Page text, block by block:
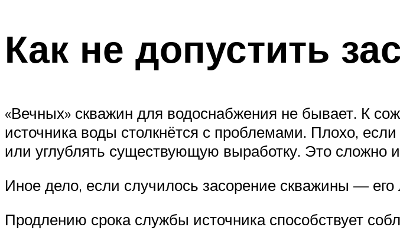
Как не допустить
«Вечных» скважин для водоснабжения не бывает. К
источника воды столкнётся с проблемами. Плохо,
или углублять существующую выработку. Это сложно
Иное дело, если случилось засорение скважины —
Продлению срока службы источника способствует